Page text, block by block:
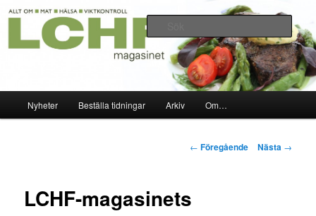
Hoppa
till
primärt
innehåll LCHF-magasinet
Allt om mat hälsa viktkontroll 2010-2020
Sök
Nyheter Beställa tidningar Arkiv Om…
Inläggsnavigering
← Föregående Nästa →
LCHF-magasinets